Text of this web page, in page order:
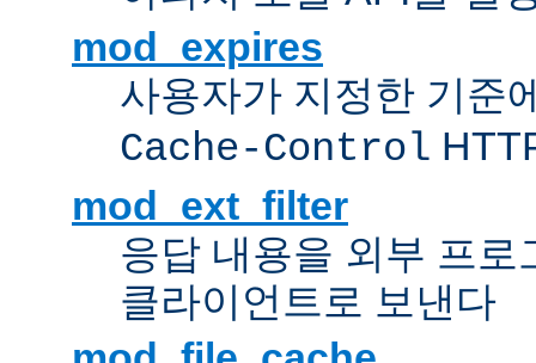
mod_expires
사용자가 지정한 기준
Cache-Control
mod_ext_filter
응답 내용을 외부 프로
클라이언트로 보낸다